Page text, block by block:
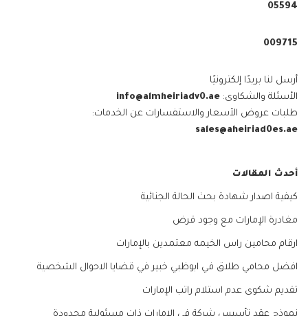
05594⁩
009715⁩
أرسل لنا بريدًا إلكترونيًا
الأسئلة والشكاوى: info@almheiriadv0.ae
طلبات عروض الأسعار والاستفسارات عن الخدمات:
sales@aheiriad0es.ae
أحدث المقالات
كيفية اصدار شهادة بحث الحالة الجنائية
مغادرة الإمارات مع وجود قرض
ارقام محامين راس الخيمه معتمدين بالإمارات
افضل محامي طلاق في ابوظبي خبير في قضايا الاحوال الشخصية
تقديم شكوى عدم استلام راتب الإمارات